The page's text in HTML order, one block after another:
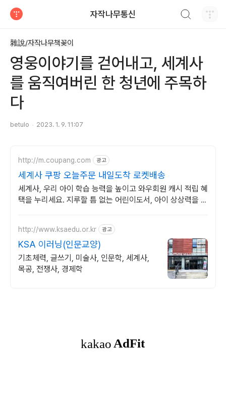
자작나무통신
雜說/자작나무책꽂이
영웅이야기를 걷어내고, 세계사
를 움직여버린 한 청년에 주목하
다
betulo 2023. 1. 9. 11:07
http://m.coupang.com 광고
세계사 쿠팡 오늘주문 내일도착 로켓배송
세계사, 우리 아이 학습 능력을 높이고 와우회원 캐시 적립 혜
택을 누리세요. 지루할 틈 없는 어린이도서, 아이 상상력을 자
http://www.ksaedu.or.kr 광고
KSA 이러닝(인문교양)
기초체력, 글쓰기, 미술사, 인문학, 세계사,
목공, 전쟁사, 경제학